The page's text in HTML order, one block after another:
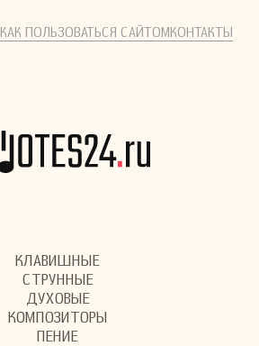
КАК ПОЛЬЗОВАТЬСЯ САЙТОМКОНТАКТЫ
КЛАВИШНЫЕ
СТРУННЫЕ
ДУХОВЫЕ
КОМПОЗИТОРЫ
ПЕНИЕ